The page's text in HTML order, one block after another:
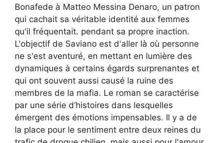
Bonafede à Matteo Messina Denaro, un patron
qui cachait sa véritable identité aux femmes
qu'il fréquentait. pendant sa propre inaction.
L'objectif de Saviano est d'aller là où personne
ne s'est aventuré, en mettant en lumière des
dynamiques à certains égards surprenantes et
qui ont souvent aussi causé la ruine des
membres de la mafia. Le roman se caractérise
par une série d’histoires dans lesquelles
émergent des émotions impensables. Il y a de
la place pour le sentiment entre deux reines du